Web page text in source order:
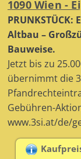
1090 Wien -
Altbau –
Bauweise.
Jetzt bis zu
übernimmt die
Gebühren-
www.3si.at/de/